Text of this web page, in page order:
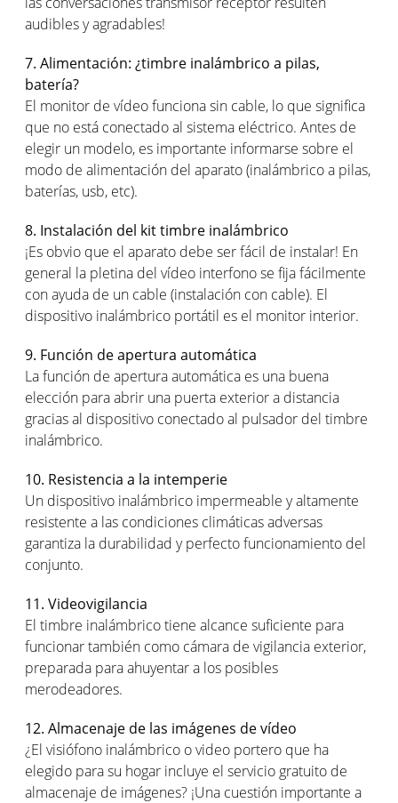
audibles y agradables!
7. Alimentación: ¿timbre inalámbrico a pilas,
batería?
El monitor de vídeo funciona sin cable, lo que significa
que no está conectado al sistema eléctrico. Antes de
elegir un modelo, es importante informarse sobre el
modo de alimentación del aparato (inalámbrico a pilas,
baterías, usb, etc).
8. Instalación del kit timbre inalámbrico
¡Es obvio que el aparato debe ser fácil de instalar! En
general la pletina del vídeo interfono se fija fácilmente
con ayuda de un cable (instalación con cable). El
dispositivo inalámbrico portátil es el monitor interior.
9. Función de apertura automática
La función de apertura automática es una buena
elección para abrir una puerta exterior a distancia
gracias al dispositivo conectado al pulsador del timbre
inalámbrico.
10. Resistencia a la intemperie
Un dispositivo inalámbrico impermeable y altamente
resistente a las condiciones climáticas adversas
garantiza la durabilidad y perfecto funcionamiento del
conjunto.
11. Videovigilancia
El timbre inalámbrico tiene alcance suficiente para
funcionar también como cámara de vigilancia exterior,
preparada para ahuyentar a los posibles
merodeadores.
12. Almacenaje de las imágenes de vídeo
¿El visiófono inalámbrico o video portero que ha
elegido para su hogar incluye el servicio gratuito de
almacenaje de imágenes? ¡Una cuestión importante a